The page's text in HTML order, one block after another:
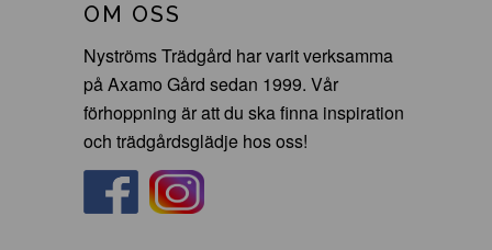
OM OSS
Nyströms Trädgård har varit verksamma
på Axamo Gård sedan 1999. Vår
förhoppning är att du ska finna inspiration
och trädgårdsglädje hos oss!